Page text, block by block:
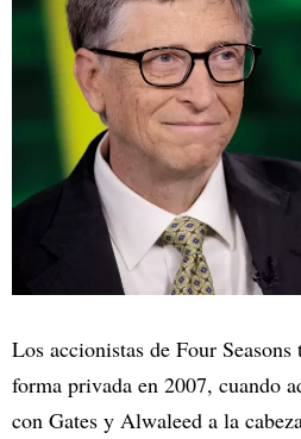
Los accionistas de Four
forma privada en 2007, cuando
con Gates y Alwaleed a la